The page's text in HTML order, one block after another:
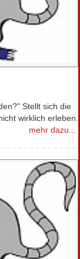
Stellt sich die
wirklich erleben.
mehr dazu...